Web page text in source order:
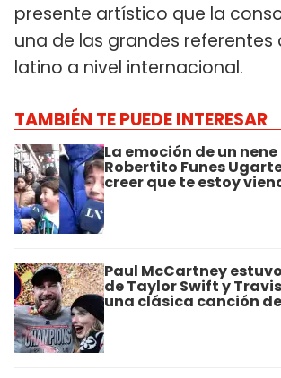
presente artístico que la
una de las grandes referentes
latino a nivel internacional.
TAMBIÉN TE PUEDE INTERESAR
La emoción de un
Robertito Funes
creer que te estoy
Paul McCartney
de Taylor Swift y
una clásica canción